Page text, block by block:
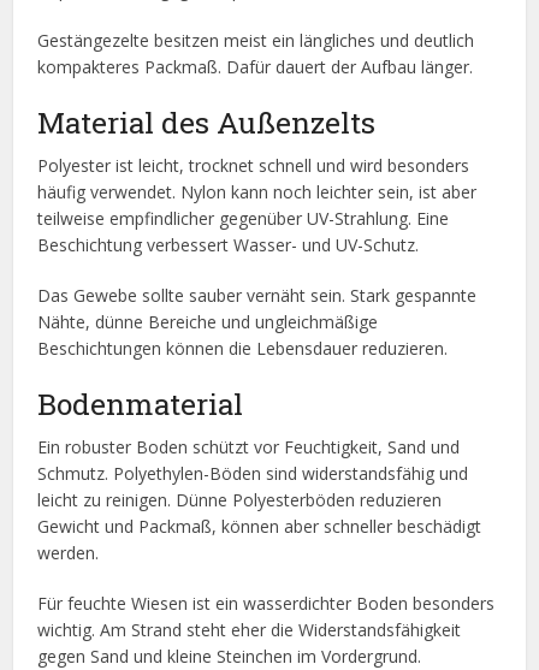
Gestängezelte besitzen meist ein längliches und deutlich
kompakteres Packmaß. Dafür dauert der Aufbau länger.
Material des Außenzelts
Polyester ist leicht, trocknet schnell und wird besonders
häufig verwendet. Nylon kann noch leichter sein, ist aber
teilweise empfindlicher gegenüber UV-Strahlung. Eine
Beschichtung verbessert Wasser- und UV-Schutz.
Das Gewebe sollte sauber vernäht sein. Stark gespannte
Nähte, dünne Bereiche und ungleichmäßige
Beschichtungen können die Lebensdauer reduzieren.
Bodenmaterial
Ein robuster Boden schützt vor Feuchtigkeit, Sand und
Schmutz. Polyethylen-Böden sind widerstandsfähig und
leicht zu reinigen. Dünne Polyesterböden reduzieren
Gewicht und Packmaß, können aber schneller beschädigt
werden.
Für feuchte Wiesen ist ein wasserdichter Boden besonders
wichtig. Am Strand steht eher die Widerstandsfähigkeit
gegen Sand und kleine Steinchen im Vordergrund.